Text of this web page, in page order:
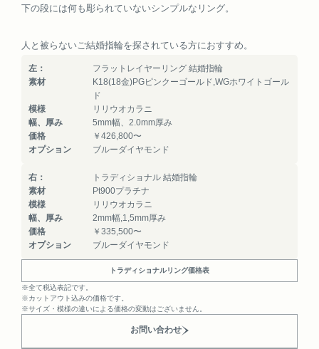
下の段には何も彫られていないシンプルなリング。
人と被らないご結婚指輪を探されている方におすすめ。
左：
フラットレイヤーリング 結婚指輪
素材
K18(18金)PGピンクーゴールド,WGホワイトゴール
ド
模様
リリウオカラニ
幅、厚み
5mm幅、2.0mm厚み
価格
￥426,800〜
オプション
ブルーダイヤモンド
右：
トラディショナル 結婚指輪
素材
Pt900プラチナ
模様
リリウオカラニ
幅、厚み
2mm幅,1,5mm厚み
価格
￥335,500〜
オプション
ブルーダイヤモンド
トラディショナルリング価格表
※全て税込表記です。
※カットアウト込みの価格です。
※サイズ・模様の違いによる価格の変動はございません。
お問い合わせ